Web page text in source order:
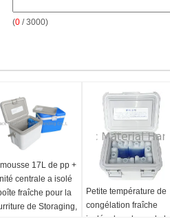
(0 / 3000)
17L de pp +
centrale a isolé
fraîche pour la
de Storaging,
Petite température de
congélation fraîche
isolée de volume de la